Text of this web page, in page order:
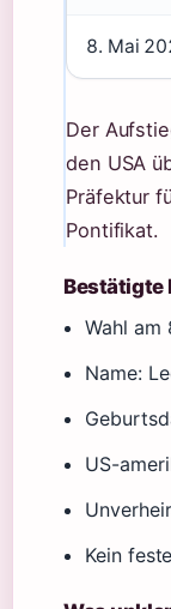
8. Mai
Der
den USA
Präfektur
Pontifikat.
Bestätigte
Wahl am
Name:
US-
Kein